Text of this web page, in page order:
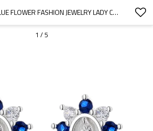
FASHION BLUE FLOWER FASHION JEWELRY LADY CLASSIC RETRO FASHION JEWELRY OREJERAS
1 / 5